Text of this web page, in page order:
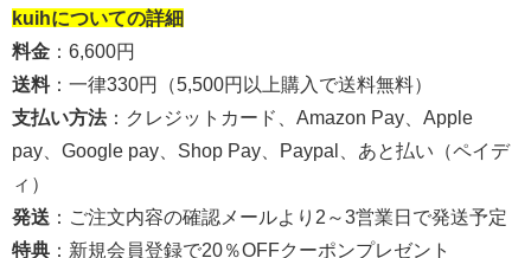
kuihについての詳細
料金 ：6,600円
送料：一律330円（5,500円以上購入で送料無料）
支払い方法：クレジットカード、 Amazon Pay、Apple
pay、Google pay、Shop Pay、Paypal、あと払い（ペイデ
ィ）
発送 ： ご注文内容の確認メールより2～3営業日で発送予定
特典 ：新規会員登録で20％OFFクーポンプレゼント